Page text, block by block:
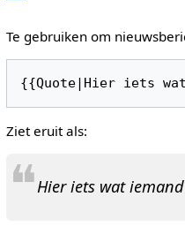
Te gebruiken om
Ziet eruit als:
❝Hier iets wat